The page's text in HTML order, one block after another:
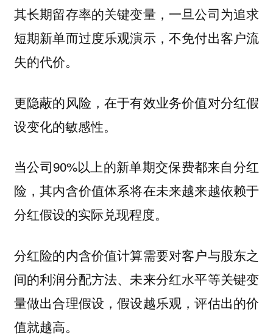
其长期留存率的关键变量，一旦公司为追求
短期新单而过度乐观演示，不免付出客户流
失的代价。
更隐蔽的风险，在于有效业务价值对分红假
设变化的敏感性。
当公司90%以上的新单期交保费都来自分红
险，其内含价值体系将在未来越来越依赖于
分红假设的实际兑现程度。
分红险的内含价值计算需要对客户与股东之
间的利润分配方法、未来分红水平等关键变
量做出合理假设，假设越乐观，评估出的价
值就越高。